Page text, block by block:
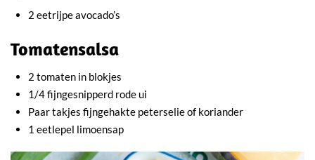
2 eetrijpe avocado’s
Tomatensalsa
2 tomaten in blokjes
1/4 fijngesnipperd rode ui
Paar takjes fijngehakte peterselie of koriander
1 eetlepel limoensap